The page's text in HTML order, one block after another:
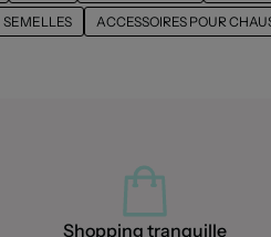
SEMELLES ACCESSOIRES POUR
Shopping tranquille